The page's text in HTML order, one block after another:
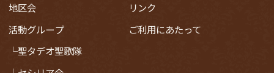
地区会
活動グループ
聖タデオ聖歌隊
リンク
ご利用にあたって